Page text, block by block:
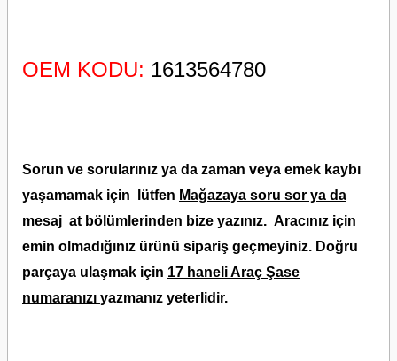
OEM KODU: 1613564780
Sorun ve sorularınız ya da zaman veya emek kaybı
yaşamamak için lütfen Mağazaya soru sor ya da
mesaj at bölümlerinden bize yazınız. Aracınız için
emin olmadığınız ürünü sipariş geçmeyiniz. Doğru
parçaya ulaşmak için 17 haneli Araç Şase
numaranızı yazmanız yeterlidir.